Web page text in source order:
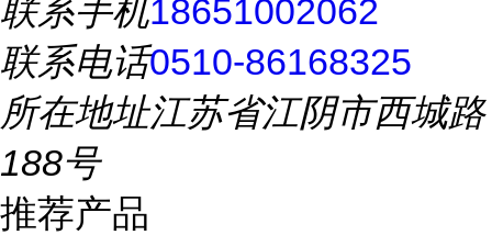
联系手机18651002062
联系电话0510-86168325
所在地址江苏省江阴市西城路
188号
推荐产品